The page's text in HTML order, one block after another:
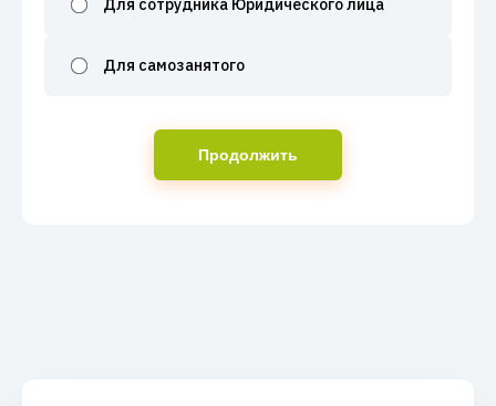
Для сотрудника Юридического лица
Для самозанятого
Продолжить